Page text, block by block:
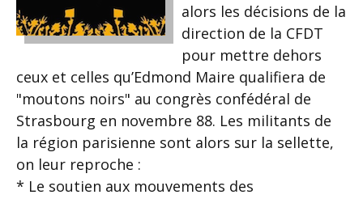
alors les décisions de la
direction de la CFDT
pour mettre dehors
ceux et celles qu’Edmond Maire qualifiera de
"moutons noirs" au congrès confédéral de
Strasbourg en novembre 88. Les militants de
la région parisienne sont alors sur la sellette,
on leur reproche :
* Le soutien aux mouvements des